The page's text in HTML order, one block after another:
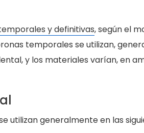
y definitivas, según el
temporales se utilizan,
y los materiales varían, en
utilizan generalmente en las